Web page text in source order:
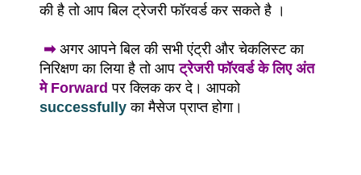
की है तो आप बिल ट्रेजरी फॉरवर्ड कर सकते है ।
➡ अगर आपने बिल की सभी एंट्री और चेकलिस्ट का
निरिक्षण का लिया है तो आपट्रेजरी फॉरवर्ड के लिए अंत
मे Forwardपर क्लिक कर दे। आपको
successfully का मैसेज प्राप्त होगा।